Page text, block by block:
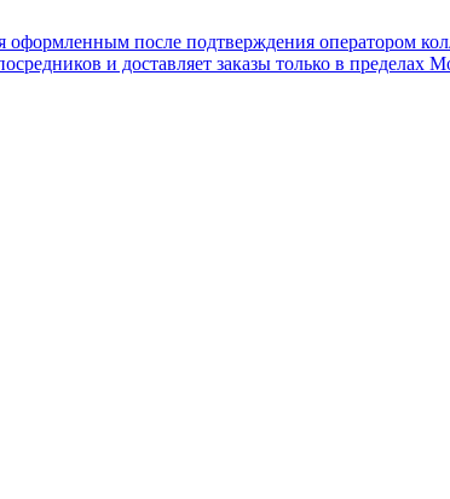
оформленным после подтверждения оператором
и доставляет заказы только в